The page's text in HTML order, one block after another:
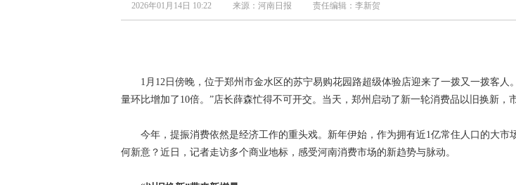
2026年01月14日 10:22 来源：河南日报 责任编辑：李新贺
1月12日傍晚，位于郑州市金水区的苏宁易购花园路超级体验店迎来了一拨又一拨客人
量环比增加了10倍。”店长薛森忙得不可开交。当天，郑州启动了新一轮消费品以旧换新，
今年，提振消费依然是经济工作的重头戏。新年伊始，作为拥有近1亿常住人口的大市
何新意？近日，记者走访多个商业地标，感受河南消费市场的新趋势与脉动。